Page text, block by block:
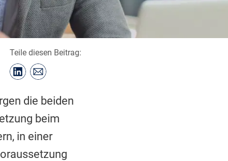
Teile diesen Beitrag:
die beiden
beim
in einer